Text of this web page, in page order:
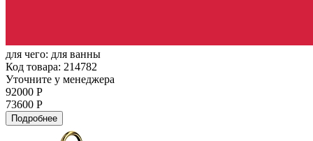
для чего: для ванны
Код товара: 214782
Уточните у менеджера
92000 Р
73600 Р
Подробнее